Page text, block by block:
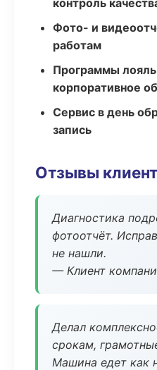
контроль
Фото- и
работам
Программы
корпоративное
Сервис в день
запись
Отзывы
Диагностика
фотоотчёт.
не нашли.
— Клиент
Делал
срокам,
Машина едет как